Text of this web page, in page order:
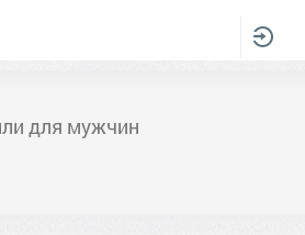
для мужчин